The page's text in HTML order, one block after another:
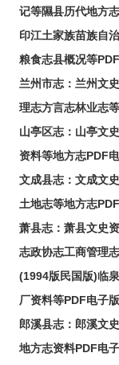
记等隰县历代地方
印江土家族苗族自
粮食志县概况等
兰州市志：兰州文
理志方言志林业志
山亭区志：山亭文
资料等地方志PDF
文成县志：文成文
土地志等地方志
萧县志：萧县文史
志政协志工商管理
(1994版民国版)临
厂资料等PDF电子
郎溪县志：郎溪文
地方志资料PDF电